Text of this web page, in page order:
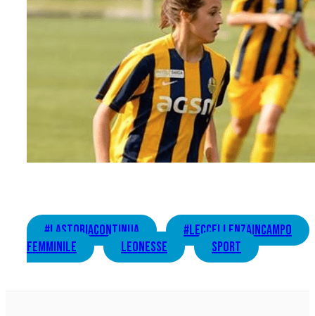
#lastoriacontinua
#LEccellenzaInCampo
femminile
leonesse sport